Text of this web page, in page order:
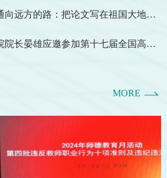
博士专题活动之《通向远方的路：把论文写在祖国大地上——我的人类学田野研究之路》
旅游与酒店管理学院院长晏雄应邀参加第十七届全国高校文化管理类学科建设联席会议
MORE